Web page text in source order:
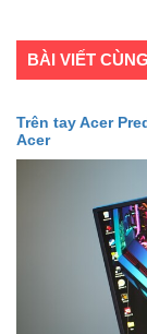
BÀI VIẾT
Trên tay Acer
Acer